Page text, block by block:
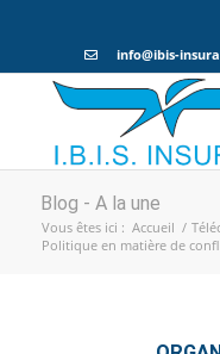
info@ibis-
Blog - A la une
Vous êtes ici : Accueil /
Politique en matière de